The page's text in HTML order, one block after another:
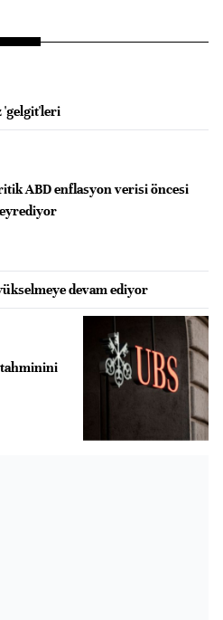
'gelgit'leri
ABD enflasyon verisi öncesi
devam ediyor
tahminini